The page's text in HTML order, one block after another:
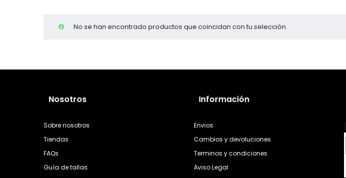
No se han encontrado productos que coincidan con tu selección.
Nosotros
Sobre nosotros
Tiendas
FAQs
Guía de tallas
Información
Envios
Cambios y devoluciones
Terminos y condiciones
Aviso Legal